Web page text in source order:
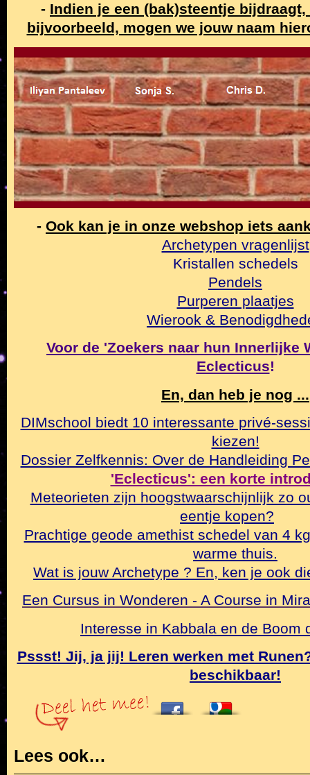
- Indien je een (bak)steentje
bijvoorbeeld, mogen we jouw naam
- Ook kan je in onze webshop iets
Archetypen vragenlijst
Kristallen schedels
Pendels
Purperen plaatjes
Wierook &
Voor de 'Zoekers naar hun Innerlijke
Eclecticus!
En, dan heb je nog ...
DIMschool biedt 10 interessante privé-
kiezen!
Dossier Zelfkennis: Over de Handleiding
'Eclecticus': een korte
Meteorieten zijn hoogstwaarschijnlijk zo
eentje kopen?
Prachtige geode amethist schedel van 4
warme thuis.
Wat is jouw Archetype ? En, ken je ook
Een Cursus in Wonderen - A Course in
Interesse in Kabbala en de Boom
Pssst! Jij, ja jij! Leren werken met
beschikbaar!
Lees ook…